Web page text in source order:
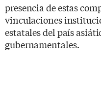
presencia de estas
vinculaciones
estatales del país
gubernamentales.